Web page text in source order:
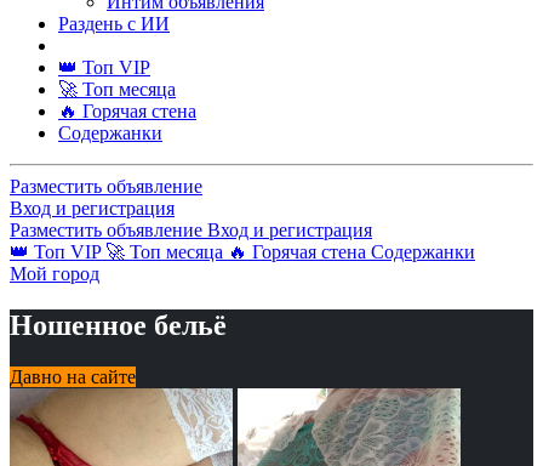
Раздень с ИИ
👑 Топ VIP
🚀 Топ месяца
🔥 Горячая стена
Содержанки
Разместить объявление
Вход и регистрация
Разместить объявление Вход и регистрация
👑 Топ VIP 🚀 Топ месяца 🔥 Горячая стена Содержанки
Мой город
Ношенное бельё
Давно на сайте